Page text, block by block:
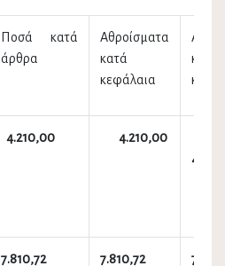
Ποσά κατά
άρθρα
Αθροίσματα
κατά
κεφάλαια
κατά
4.210,00
4.210,00
7.810,72 7.810,72